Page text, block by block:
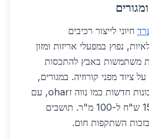
חיוני לייצור רכיבים
נפוץ במפעלי אריזות ומזון
משתמשות באבץ להתכסות
ציוד מפני קורוזיה. במגורים,
גגות אבץ פופולריים בשכונות חדשות כמו נווה זohar, עם
מחיר התקנה של 15,000 ש"ח ל-100 מ"ר. תושבים
בזכות השתקפות חום.